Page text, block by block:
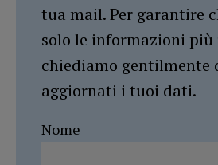
tua mail. Per garantire
solo le informazioni
chiediamo gentilmente
aggiornati i tuoi dati.
Nome